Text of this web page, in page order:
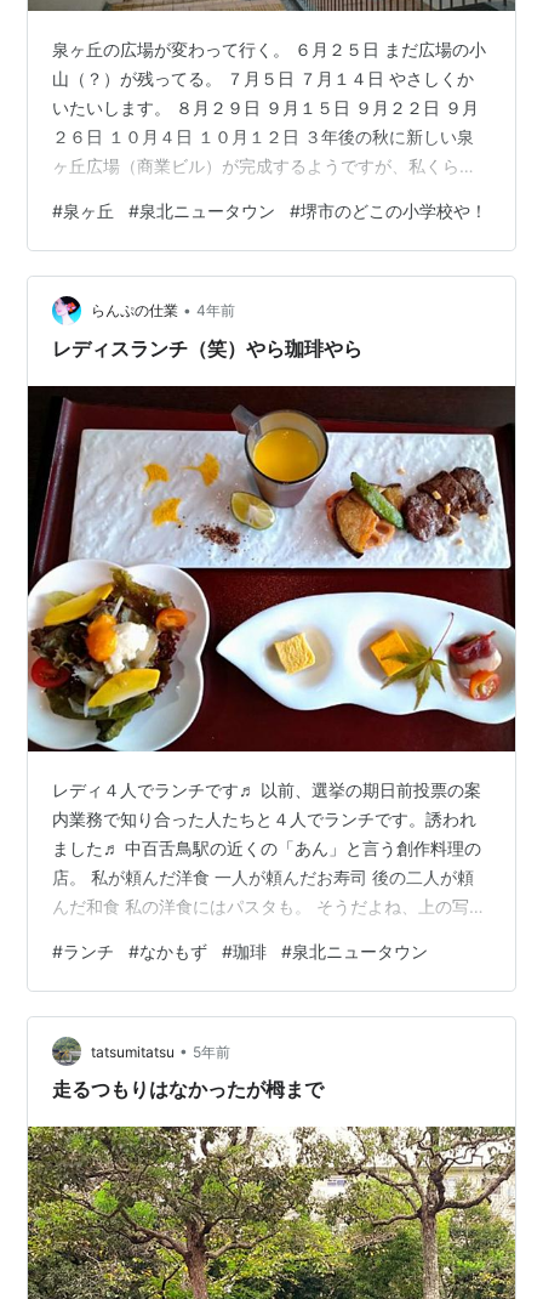
泉ヶ丘の広場が変わって行く。 ６月２５日 まだ広場の小
山（？）が残ってる。 ７月５日 ７月１４日 やさしくか
いたいします。 ８月２９日 ９月１５日 ９月２２日 ９月
２６日 １０月４日 １０月１２日 ３年後の秋に新しい泉
ヶ丘広場（商業ビル）が完成するようですが、私くらい
配するのです。 なんかね、今日、堺市のまったくもって
恥ずかしいニュースが出てて、むしゃくしゃしていま
す。 いじめの被害で不登校になった児童に卒業証書を渡
さなかったって！ こんな事、すぐにニュースになるの分
かるだろ、それを非難されるのも分かるだろ！ 何よりも
#泉ヶ丘 #泉北ニュータウン #堺市のどこの小学校や！
らんぷの仕業 • 4年前
レディスランチ（笑）やら珈琲やら
レディ４人でランチです♬ 以前、選挙の期日前投票の案
内業務で知り合った人たちと４人でランチです。誘われ
ました♬ 中百舌鳥駅の近くの「あん」と言う創作料理の
店。 私が頼んだ洋食 一人が頼んだお寿司 後の二人が頼
んだ和食 私の洋食にはパスタも。 そうだよね、上の写真
今度は和食にするわ。 わっ、和食、洋食、中華にお寿司
に蟹！ 全部そろってるんだ。 駐車場は満杯 私たちも車
で来たし。 店内は満席だったので写真は撮れませんでし
た。 ランチの後、どこかでお茶しましょうと検討して泉
北ニュータウンまで移動。 私の家に近い所を選んでくれ
#ランチ #なかもず #珈琲 #泉北ニュータウン
tatsumitatsu • 5年前
走るつもりはなかったが栂まで